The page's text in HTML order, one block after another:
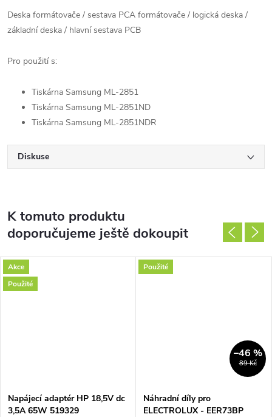
Deska formátovače / sestava PCA formátovače / logická deska /
základní deska / hlavní sestava PCB
Pro použití s:
Tiskárna Samsung ML-2851
Tiskárna Samsung ML-2851ND
Tiskárna Samsung ML-2851NDR
Diskuse
K tomuto produktu
doporučujeme ještě dokoupit
Akce
Použité
Napájecí adaptér HP 18,5V dc
3,5A 65W 519329
Použité
89 Kč
–46 %
Náhradní díly pro
ELECTROLUX - EER73BP